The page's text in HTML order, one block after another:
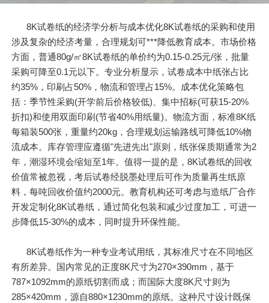
8K试卷纸的经济学分析与成本优化8K试卷纸的采购和使用
涉及复杂的经济考量，合理规划可***降低教育成本。市场价格
方面，普通80g/㎡8K试卷纸的单价约为0.15-0.25元/张，批量
采购可降至0.1元以下。专业分析显示，试卷成本中纸张占比
约35%，印刷占50%，物流和管理占15%。成本优化策略包
括：季节性采购(开学前后价格较低)、集中招标(可获15-20%
折扣)和使用双面印刷(节省40%用纸量)。物流方面，标准8K纸
每箱装500张，重量约20kg，合理规划运输路线可降低10%物
流成本。库存管理应遵循"先进先出"原则，纸张保质期通常为2
年，潮湿环境会缩短至1年。值得一提的是，8K试卷纸的回收
价值常被忽视，考后试卷经脱墨处理后可作为质量再生纸原
料，每吨回收价值约2000元。教育机构还可考虑与造纸厂合作
开发定制化8K试卷纸，通过简化包装和减少过度加工，可进一
步降低15-30%的成本，同时提升环保性能。
8K试卷纸作为一种专业考试用纸，其标准尺寸在不同地区
有所差异。国内常见的正度8K尺寸为270×390mm，基于
787×1092mm的原纸切割而成；而国际大度8K尺寸则为
285×420mm，源自880×1230mm的原纸。这种尺寸设计既保